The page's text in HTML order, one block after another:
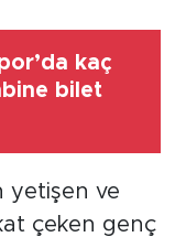
kaç
bilet
yetişen ve
çeken genç